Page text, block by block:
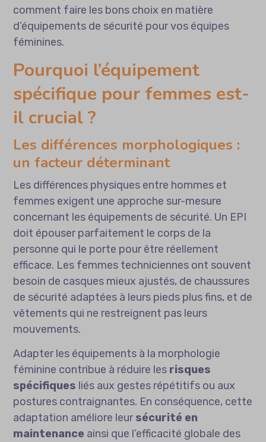
comment faire les bons choix en matière
d’équipements de sécurité pour vos équipes
féminines.
Pourquoi l’équipement
spécifique pour femmes est-
il crucial ?
Les différences morphologiques :
un facteur déterminant
Les différences physiques entre hommes et
femmes exigent une approche sur-mesure
concernant les équipements de sécurité. Un EPI
doit épouser parfaitement le corps de la
personne qui le porte pour être réellement
efficace. Les femmes techniciennes ont souvent
besoin de casques mieux ajustés, de chaussures
de sécurité adaptées à leurs pieds plus fins, et de
vêtements qui ne restreignent pas leurs
mouvements.
Adapter les équipements à la morphologie
féminine contribue à réduire les risques
spécifiques liés aux gestes répétitifs ou aux
postures contraignantes. En conséquence, cette
adaptation améliore leursécurité en
maintenance ainsi que l’efficacité globale des